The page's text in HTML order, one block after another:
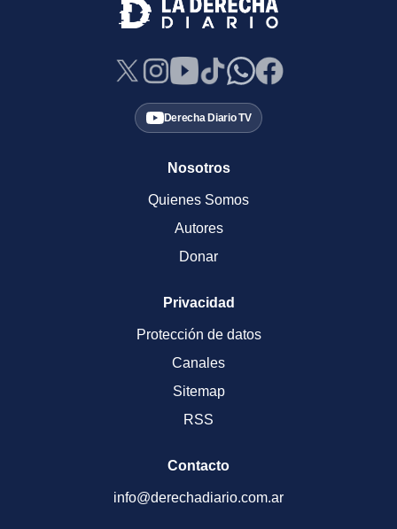
Derecha Diario TV
Nosotros
Quienes Somos
Autores
Donar
Privacidad
Protección de datos
Canales
Sitemap
RSS
Contacto
info@derechadiario.com.ar